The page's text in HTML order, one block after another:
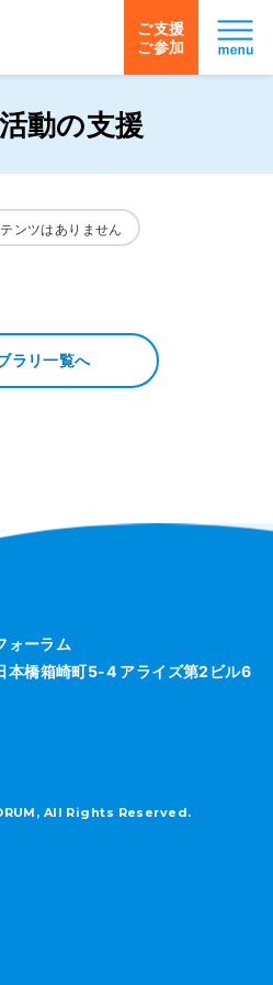
ご支援
ご参加
動の支援
ンツはありません
ラリ一覧へ
ォーラム
橋箱崎町5-4 アライズ第2ビル6
All Rights Reserved.